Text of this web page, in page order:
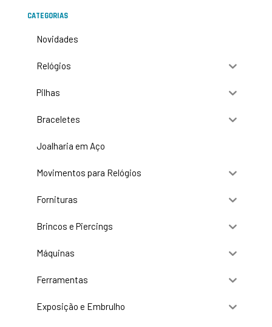
CATEGORIAS
Novidades
Relógios
Pilhas
Braceletes
Joalharia em Aço
Movimentos para Relógios
Fornituras
Brincos e Piercings
Máquinas
Ferramentas
Exposição e Embrulho